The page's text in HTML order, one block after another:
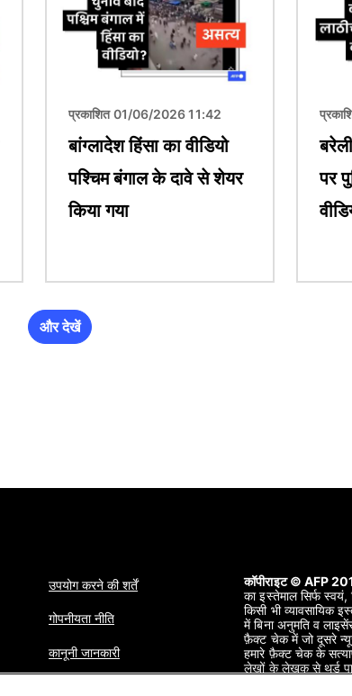
प्रकाशित 01/06/2026 11:42
बांग्लादेश हिंसा का वीडियो
पश्चिम बंगाल के दावे से शेयर
किया गया
पर
और देखें
उपयोग करने की शर्तें
गोपनीयता नीति
कानूनी जानकारी
कॉपीराइट © AFP
का इस्तेमाल सिर्फ
किसी भी व्यावसायिक
में बिना अनुमति व
फ़ैक्ट चेक में जो दूसरे
हमारे फ़ैक्ट चेक के
लेखों के लेखक से थर्ड